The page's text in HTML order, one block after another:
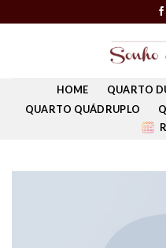
to
HOME QUARTO
QUARTO QUÁDRUPLO